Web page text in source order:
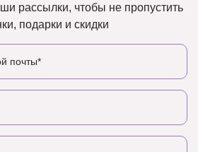
рассылки, чтобы не пропустить
подарки и скидки